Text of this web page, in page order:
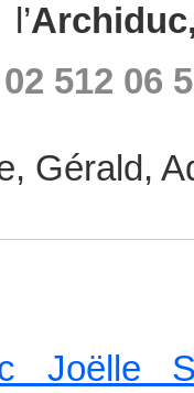
512 06
Gérald,
Joëlle